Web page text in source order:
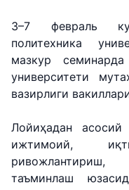
3–7 февраль
политехника
мазкур
университети
вазирлиги
Лойиҳадан асосий
ижтимоий,
таъминлаш